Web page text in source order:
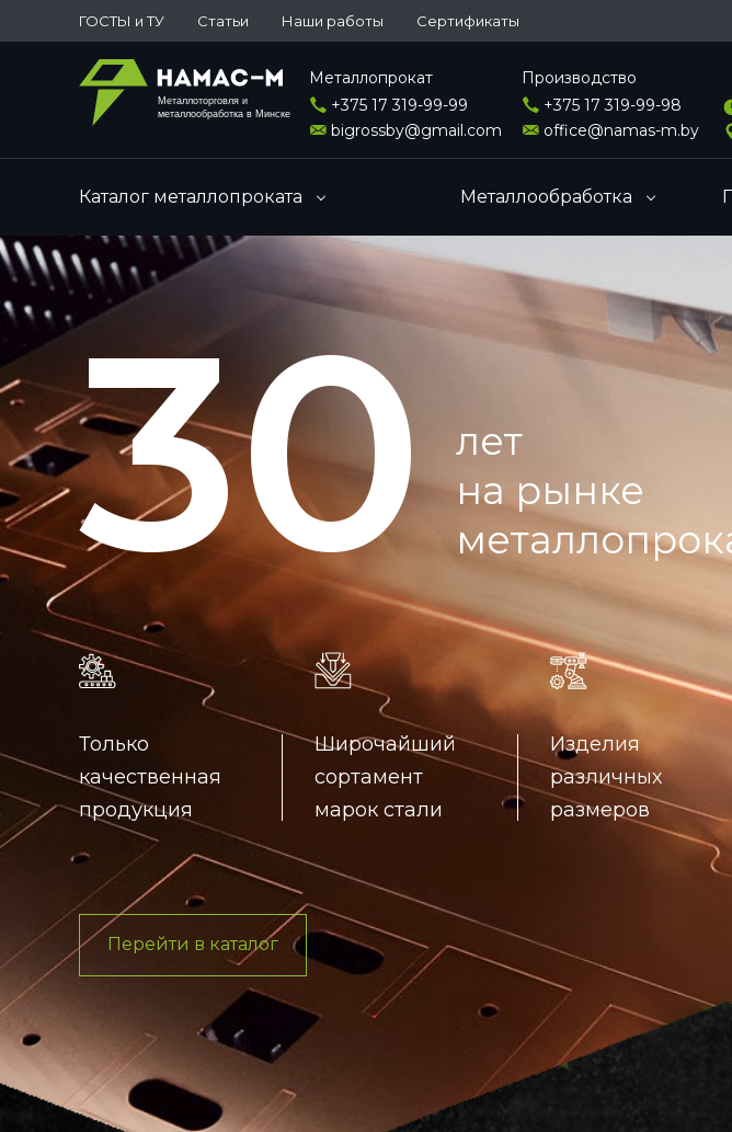
ГОСТЫ и ТУ Статьи Наши работы Сертификаты
Металлоторговля и
металлообработка в Минске
Металлопрокат
+375 17 319-99-99
bigrossby@gmail.com
Производство
+375 17 319-99-98
office@namas-m.by
Каталог металлопроката Металлообработка
30
лет
на рынке
Только
качественная
продукция
Широчайший
сортамент
марок стали
Изделия
различных
размеров
Перейти в каталог